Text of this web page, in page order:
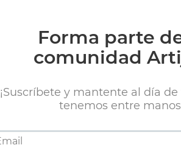
Forma parte
comunidad
¡Suscríbete y mantente al día
tenemos entre